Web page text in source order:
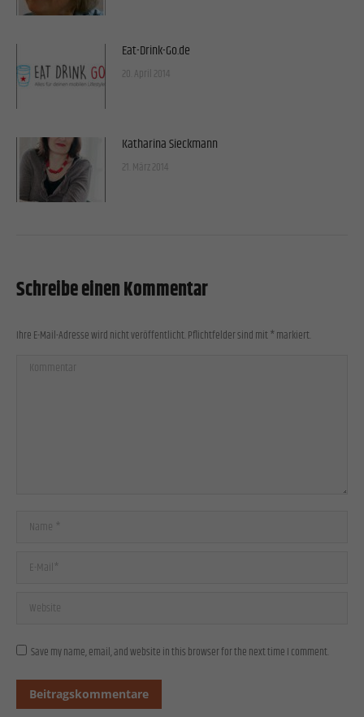
Eat-Drink-Go.de
20. April 2014
Katharina Sieckmann
21. März 2014
Schreibe einen Kommentar
Ihre E-Mail-Adresse wird nicht veröffentlicht. Pflichtfelder sind mit* markiert.
Kommentar
Name *
E-Mail *
Website
Save my name, email, and website in this browser for the next time I comment.
Beitragskommentare